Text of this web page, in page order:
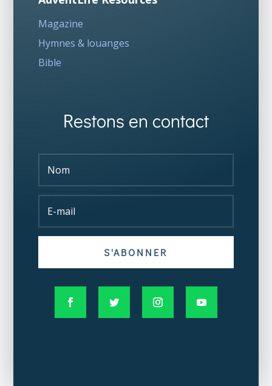
Magazine
Hymnes & louanges
Bible
Restons en contact
S'ABONNER